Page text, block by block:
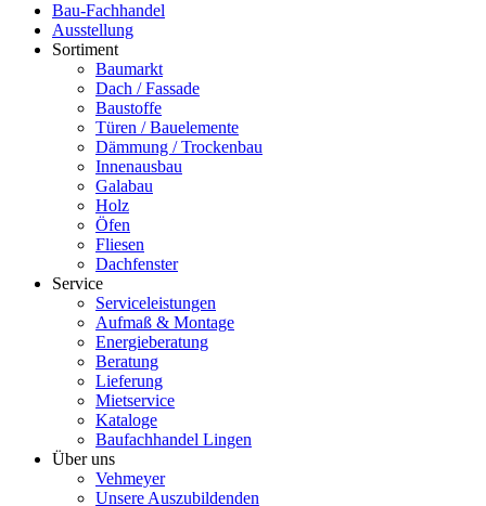
Bau-Fachhandel
Ausstellung
Sortiment
Baumarkt
Dach / Fassade
Baustoffe
Türen / Bauelemente
Dämmung / Trockenbau
Innenausbau
Galabau
Holz
Öfen
Fliesen
Dachfenster
Service
Serviceleistungen
Aufmaß & Montage
Energieberatung
Beratung
Lieferung
Mietservice
Kataloge
Baufachhandel Lingen
Über uns
Vehmeyer
Unsere Auszubildenden